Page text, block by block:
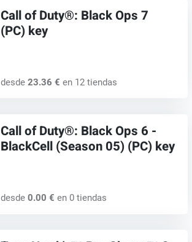
Call of Duty®: Black Ops 7
(PC) key
desde 23.36 € en 12 tiendas
Call of Duty®: Black Ops 6 -
BlackCell (Season 05) (PC) key
desde 0.00 € en 0 tiendas